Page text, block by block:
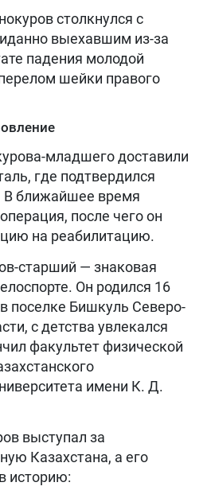
столкнулся с
выехавшим из-за
падения молодой
шейки правого
младшего доставили
где подтвердился
В ближайшее время
после чего он
на реабилитацию.
старший — знаковая
Он родился 16
поселке Бишкуль Северо-
с детства увлекался
факультет физической
имени К. Д.
выступал за
Казахстана, а его
историю: